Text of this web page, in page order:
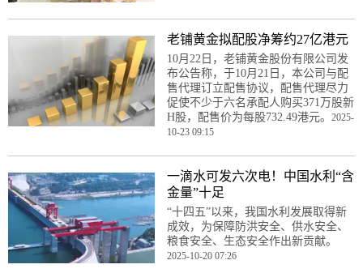
老铺黄金拟配股净筹约27亿港元
10月22日，老铺黄金股份有限公司发
布公告称，于10月21日，本公司与配
售代理订立配售协议，配售代理尽力
促使不少于六名承配人购买371万股新
H股，配售价为每股732.49港元。 2025-
10-23 09:15
一滴水可发六次电！中国水利“含
金量”十足
“十四五”以来，我国水利发展取得新
成效，为保障防洪安全、供水安全、
粮食安全、生态安全作出新贡献。
2025-10-20 07:26